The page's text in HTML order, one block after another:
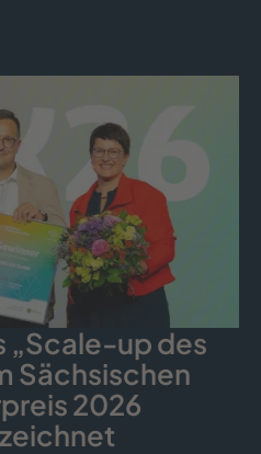
„Scale-up des
Sächsischen
2026